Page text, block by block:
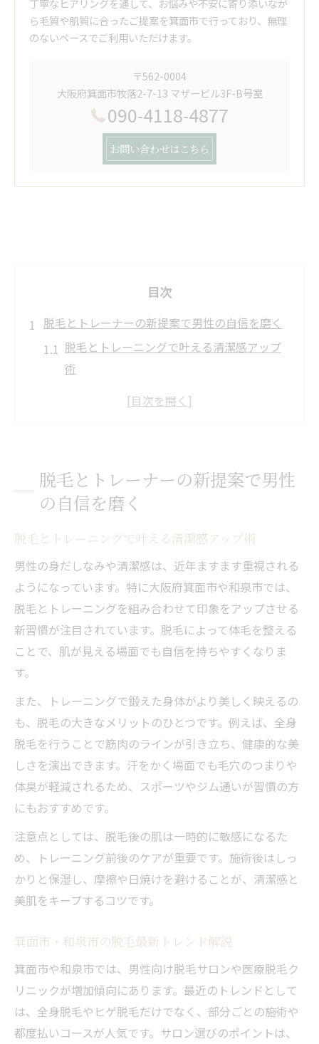
ら毛質や肌質に合ったご提案を箕面市で行っており、無理
のないペースでご利用いただけます。
〒562-0004
大阪府箕面市牧落2-7-13 マザービル3F-B号室
090-4118-4877
お問い合わせはこちら
目次
脱毛とトレーナーの新提案で男性の自信を磨く
脱毛とトレーニングで叶える清潔感アップ
術
箕面市・和泉市の脱毛最新トレンド解説
す
理想の体型と肌へ導く脱毛のポイント
脱毛で理想の体型を目指すための基本知識
和泉市のメンズ脱毛で叶える美肌への近道
箕面の医療脱毛を活用した肌ケアのコツ
理想の体作りと脱毛の相乗効果を高める方
法
脱毛でトレーニング効率を上げる具体策
脱毛が健康維持と美容向上に役立つ理由
医療脱毛とサロン脱毛の違いを徹底比較
脱毛とトレーニングがもたらす健康習慣
和泉市で人気の脱毛メンズサロンの特徴
トレーナー視点で選ぶ脱毛ケアのポイント
脱毛で第一印象を変える清潔感向上術
トレーニングと脱毛の組み合わせが好印象
箕面の医療脱毛で手軽に清潔感を手に入れ
る
脱毛と筋トレで身だしなみをレベルアップ
悩み解消を目指す男性のための脱毛選び
和泉市メンズ脱毛でよくある悩みと対策
脱毛とトレーナーの新提案で男性
の自信を磨く
脱毛とトレーニングで叶える清潔感アップ術
男性の身だしなみや清潔感は、近年ますます重視される
ようになっています。特に大阪府箕面市や和泉市では、
脱毛とトレーニングを組み合わせて印象をアップさせる
新習慣が注目されています。脱毛によって体毛を整える
ことで、肌が見える場面でも自信を持ちやすくなりま
す。
また、トレーニングで鍛えた身体がより美しく映えるの
も、脱毛の大きなメリットのひとつです。例えば、全身
脱毛を行うことで筋肉のラインが引き立ち、健康的な美
しさを演出できます。汗をかく場面でも毛穴のつまりや
体臭が軽減されるため、スポーツやジム通いが習慣の方
にもおすすめです。
注意点としては、脱毛後の肌は一時的に敏感になるた
め、トレーニング前後のケアが重要です。施術後はしっ
かりと保湿し、摩擦や日焼けを避けることが、清潔感と
美肌をキープするコツです。
箕面市・和泉市の脱毛最新トレンド解説
箕面市や和泉市では、男性向け脱毛サロンや医療脱毛ク
リニックが増加傾向にあります。最近のトレンドとして
は、全身脱毛やヒゲ脱毛だけでなく、部分ごとの施術や
都度払いコースが人気です。サロン選びのポイントは、